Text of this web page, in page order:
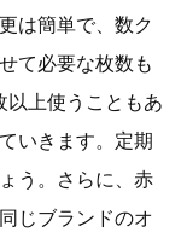
は簡単で、数ク
て必要な枚数も
以上使うこともあ
いきます。定期
う。さらに、赤
じブランドのオ